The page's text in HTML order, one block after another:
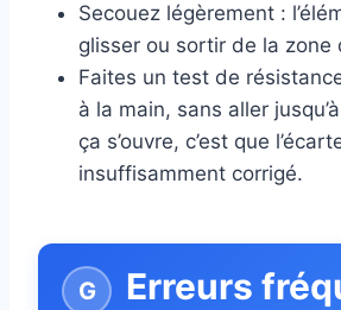
Secouez légèrement :
glisser ou sortir de la zone
Faites un test de
à la main, sans aller
ça s’ouvre, c’est que
insuffisamment corrigé.
Erreurs